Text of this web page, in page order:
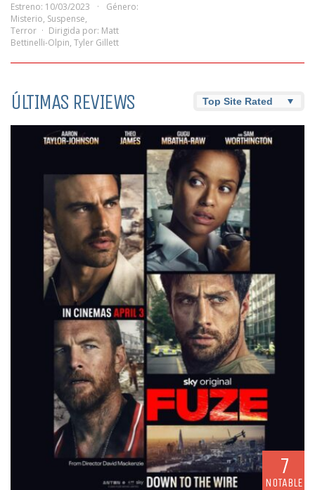
Estreno: 10/03/2023
Género:
Misterio, Suspense,
Terror
Dirigida por: Matt
Bettinelli-Olpin, Tyler Gillett
ÚLTIMAS REVIEWS
7
NOTABLE